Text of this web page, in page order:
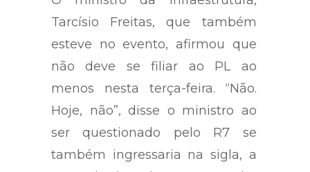
O ministro da Infraestrutura,
Tarcísio Freitas, que também
esteve no evento, afirmou que
não deve se filiar ao PL ao
menos nesta terça-feira. “Não.
Hoje, não”, disse o ministro ao
ser questionado pelo R7 se